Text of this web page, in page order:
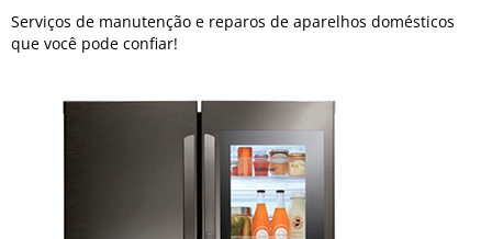
Serviços de manutenção e reparos de aparelhos domésticos
que você pode confiar!